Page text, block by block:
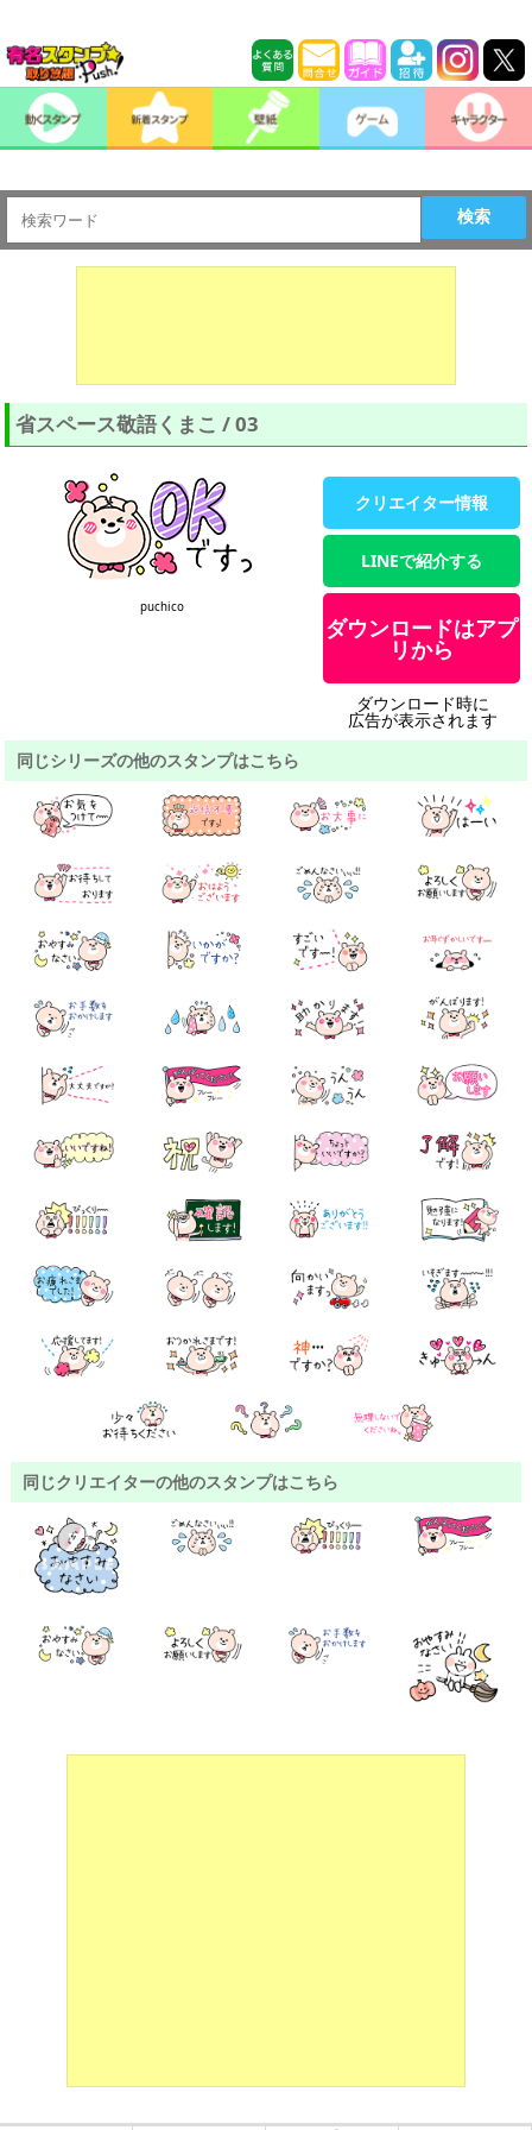
検索
省スペース敬語くまこ / 03
puchico
クリエイター情報
LINEで紹介する
ダウンロードはアプ
リから
ダウンロード時に
広告が表示されます
同じシリーズの他のスタンプはこちら
同じクリエイターの他のスタンプはこちら